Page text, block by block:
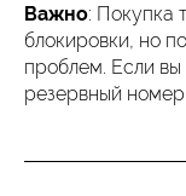
Важно: Покупка
блокировки, но
проблем. Если вы
резервный номер.